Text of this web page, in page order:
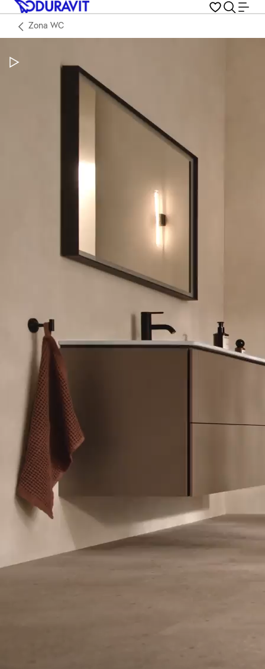
Zona WC
Metti in pausa il video